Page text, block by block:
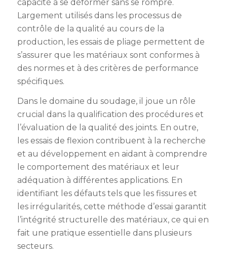
capacité à se déformer sans se rompre.
Largement utilisés dans les processus de
contrôle de la qualité au cours de la
production, les essais de pliage permettent de
s’assurer que les matériaux sont conformes à
des normes et à des critères de performance
spécifiques.
Dans le domaine du soudage, il joue un rôle
crucial dans la qualification des procédures et
l’évaluation de la qualité des joints. En outre,
les essais de flexion contribuent à la recherche
et au développement en aidant à comprendre
le comportement des matériaux et leur
adéquation à différentes applications. En
identifiant les défauts tels que les fissures et
les irrégularités, cette méthode d’essai garantit
l’intégrité structurelle des matériaux, ce qui en
fait une pratique essentielle dans plusieurs
secteurs.